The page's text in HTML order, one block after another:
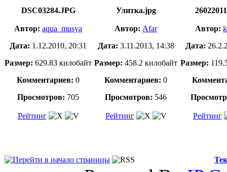
DSC03284.JPG
Автор: aqua_musya
Дата: 1.12.2010, 20:31
Размер: 629.83 килобайт
Комментариев: 0
Просмотров: 705
Рейтинг
Улитка.jpg
Автор: Afar
Дата: 3.11.2013, 14:38
Размер: 458.2 килобайт
Комментариев: 0
Просмотров: 546
Рейтинг
Автор:
Дата:
Размер:
Рейтинг